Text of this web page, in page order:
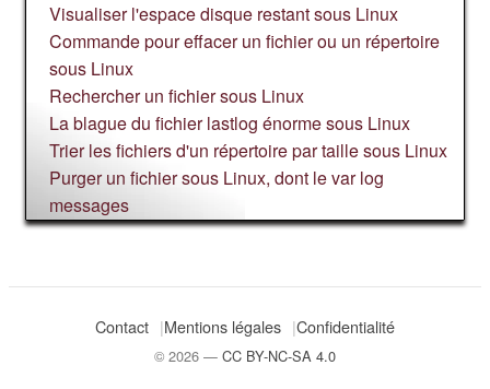
Visualiser l'espace disque restant sous Linux
Commande pour effacer un fichier ou un répertoire
sous Linux
Rechercher un fichier sous Linux
La blague du fichier lastlog énorme sous Linux
Trier les fichiers d'un répertoire par taille sous Linux
Purger un fichier sous Linux, dont le var log
messages
Contact Mentions légales Confidentialité
© 2026 — CC BY-NC-SA 4.0